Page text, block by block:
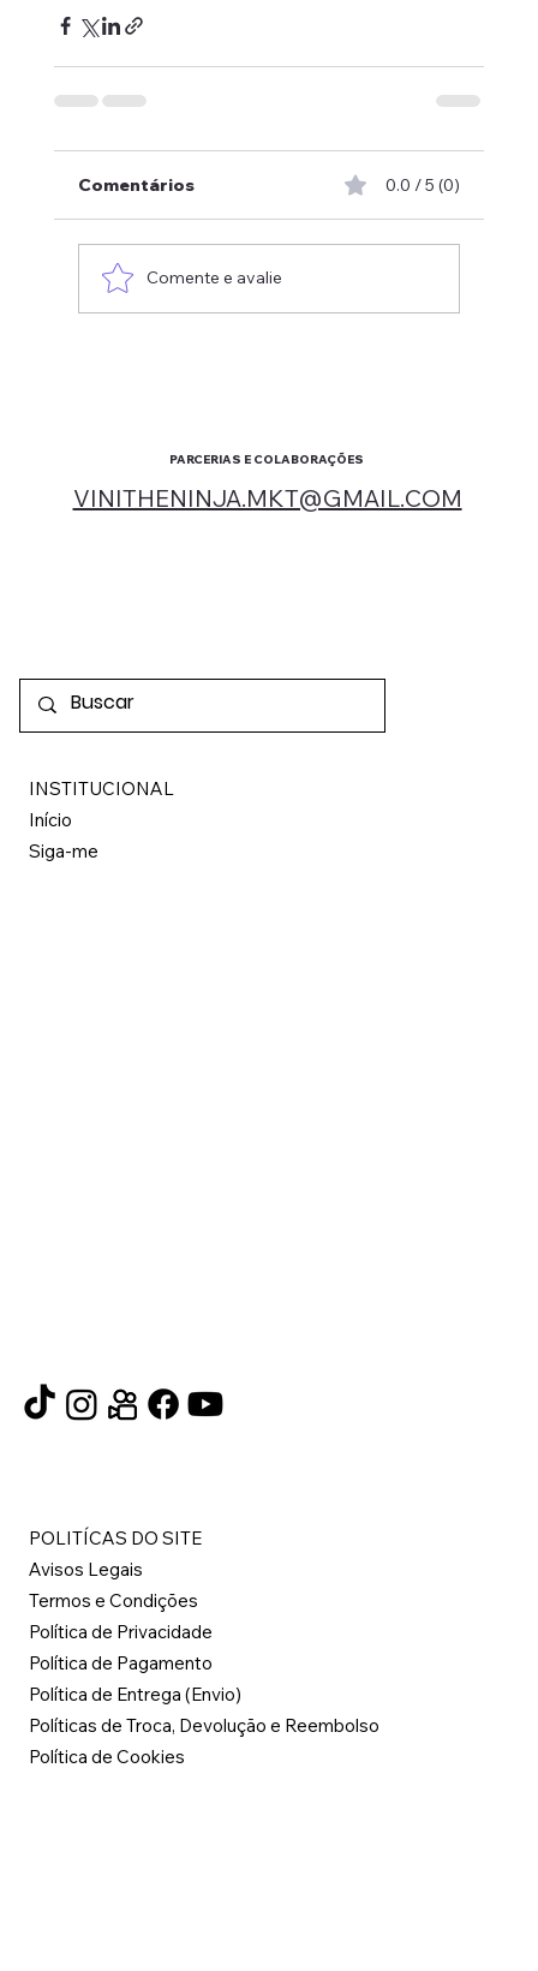
Comentários 0.0 / 5 (0)
Comente e avalie
PARCERIAS E COLABORAÇÕES
VINITHENINJA.MKT@GMAIL.COM
INSTITUCIONAL
Início
Siga-me
POLITÍCAS DO SITE
Avisos Legais
Termos e Condições
Política de Privacidade
Política de Pagamento
Política de Entrega (Envio)
Políticas de Troca, Devolução e Reembolso
Política de Cookies